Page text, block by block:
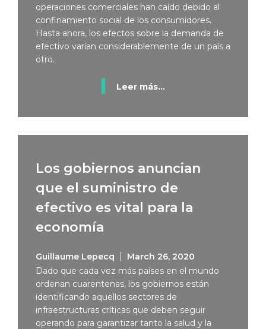
operaciones comerciales han caído debido al
confinamiento social de los consumidores.
Hasta ahora, los efectos sobre la demanda de
efectivo varían considerablemente de un país a
otro.
Leer más...
Los gobiernos anuncian
que el suministro de
efectivo es vital para la
economía
Guillaume Lepecq
March 26, 2020
Dado que cada vez más países en el mundo
ordenan cuarentenas, los gobiernos están
identificando aquellos sectores de
infraestructuras críticas que deben seguir
operando para garantizar tanto la salud y la